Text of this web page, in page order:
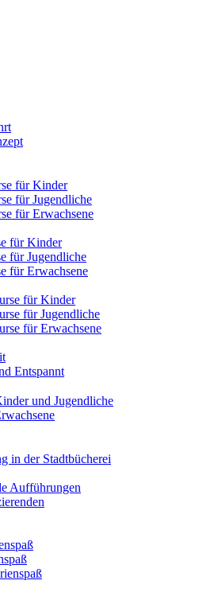
für Kinder
für Jugendliche
für Erwachsene
für Kinder
für Jugendliche
für Erwachsene
für Kinder
für Jugendliche
für Erwachsene
Entspannt
und Jugendliche
in der Stadtbücherei
Aufführungen